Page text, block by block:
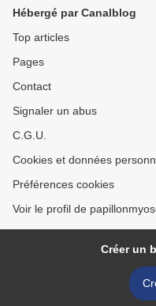
[#FROMAGE
#ROQUEFORT
Hébergé par Canalblog
Top articles
Pages
Contact
Signaler un abus
C.G.U.
Cookies et données
Préférences cookies
Voir le profil de
Créer un